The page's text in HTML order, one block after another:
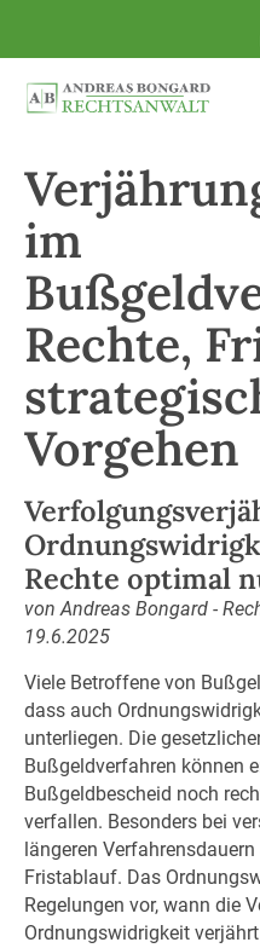
im
Rechte,
Vorgehen
Rechte optimal
von Andreas Bongard -
19.6.2025
Viele Betroffene von
dass auch
unterliegen. Die
Bußgeldverfahren können
Bußgeldbescheid noch
verfallen. Besonders bei
längeren
Fristablauf. Das
Regelungen vor, wann die
Ordnungswidrigkeit